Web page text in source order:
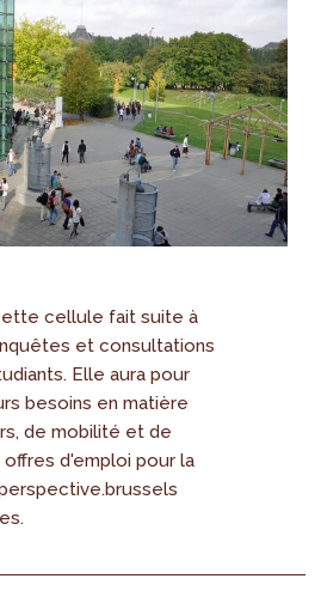
cellule fait suite à
et consultations
Elle aura pour
besoins en matière
de mobilité et de
d'emploi pour la